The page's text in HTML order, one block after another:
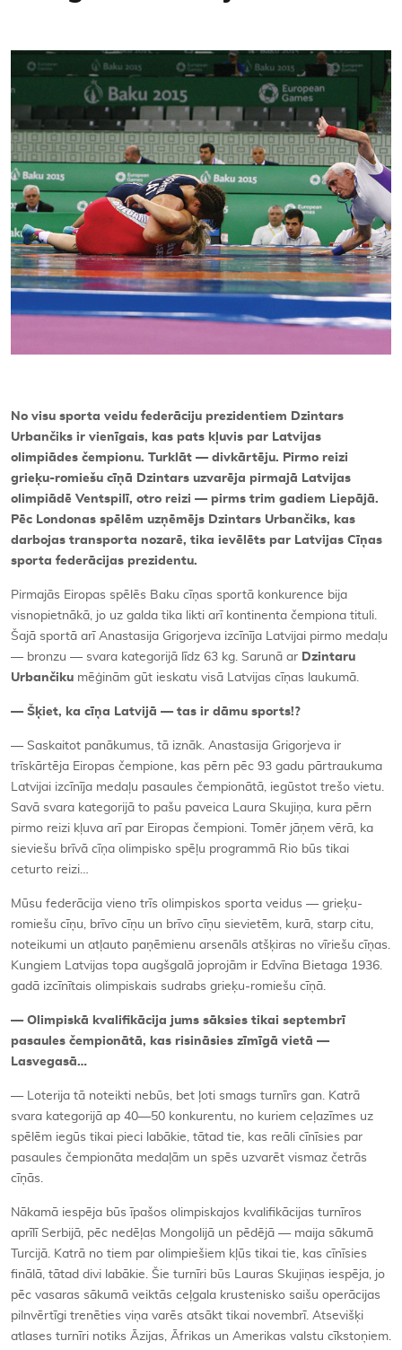
No visu sporta veidu federāciju prezidentiem Dzintars
Urbančiks ir vienīgais, kas pats kļuvis par Latvijas
olimpiādes čempionu. Turklāt — divkārtēju. Pirmo reizi
grieķu-romiešu cīņā Dzintars uzvarēja pirmajā Latvijas
olimpiādē Ventspilī, otro reizi — pirms trim gadiem Liepājā.
Pēc Londonas spēlēm uzņēmējs Dzintars Urbančiks, kas
darbojas transporta nozarē, tika ievēlēts par Latvijas Cīņas
sporta federācijas prezidentu.
Pirmajās Eiropas spēlēs Baku cīņas sportā konkurence bija
visnopietnākā, jo uz galda tika likti arī kontinenta čempiona tituli.
Šajā sportā arī Anastasija Grigorjeva izcīnīja Latvijai pirmo medaļu
— bronzu — svara kategorijā līdz 63 kg. Sarunā ar Dzintaru
Urbančiku mēģinām gūt ieskatu visā Latvijas cīņas laukumā.
— Šķiet, ka cīņa Latvijā — tas ir dāmu sports!?
— Saskaitot panākumus, tā iznāk. Anastasija Grigorjeva ir
trīskārtēja Eiropas čempione, kas pērn pēc 93 gadu pārtraukuma
Latvijai izcīnīja medaļu pasaules čempionātā, iegūstot trešo vietu.
Savā svara kategorijā to pašu paveica Laura Skujiņa, kura pērn
pirmo reizi kļuva arī par Eiropas čempioni. Tomēr jāņem vērā, ka
sieviešu brīvā cīņa olimpisko spēļu programmā Rio būs tikai
ceturto reizi…
Mūsu federācija vieno trīs olimpiskos sporta veidus — grieķu-
romiešu cīņu, brīvo cīņu un brīvo cīņu sievietēm, kurā, starp citu,
noteikumi un atļauto paņēmienu arsenāls atšķiras no vīriešu cīņas.
Kungiem Latvijas topa augšgalā joprojām ir Edvīna Bietaga 1936.
gadā izcīnītais olimpiskais sudrabs grieķu-romiešu cīņā.
— Olimpiskā kvalifikācija jums sāksies tikai septembrī
pasaules čempionātā, kas risināsies zīmīgā vietā —
Lasvegasā…
— Loterija tā noteikti nebūs, bet ļoti smags turnīrs gan. Katrā
svara kategorijā ap 40—50 konkurentu, no kuriem ceļazīmes uz
spēlēm iegūs tikai pieci labākie, tātad tie, kas reāli cīnīsies par
pasaules čempionāta medaļām un spēs uzvarēt vismaz četrās
cīņās.
Nākamā iespēja būs īpašos olimpiskajos kvalifikācijas turnīros
aprīlī Serbijā, pēc nedēļas Mongolijā un pēdējā — maija sākumā
Turcijā. Katrā no tiem par olimpiešiem kļūs tikai tie, kas cīnīsies
finālā, tātad divi labākie. Šie turnīri būs Lauras Skujiņas iespēja, jo
pēc vasaras sākumā veiktās ceļgala krustenisko saišu operācijas
pilnvērtīgi trenēties viņa varēs atsākt tikai novembrī. Atsevišķi
atlases turnīri notiks Āzijas, Āfrikas un Amerikas valstu cīkstoņiem.